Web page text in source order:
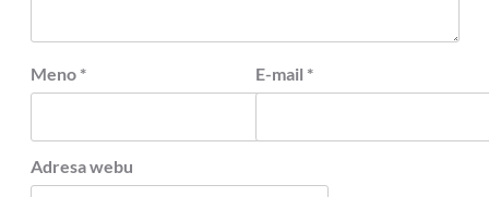
Meno * E-mail *
Adresa webu